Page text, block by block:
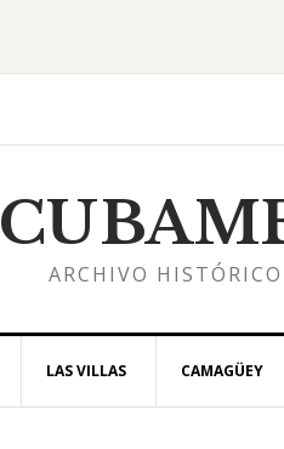
ARCHIVO
LAS VILLAS CAMAGÜEY